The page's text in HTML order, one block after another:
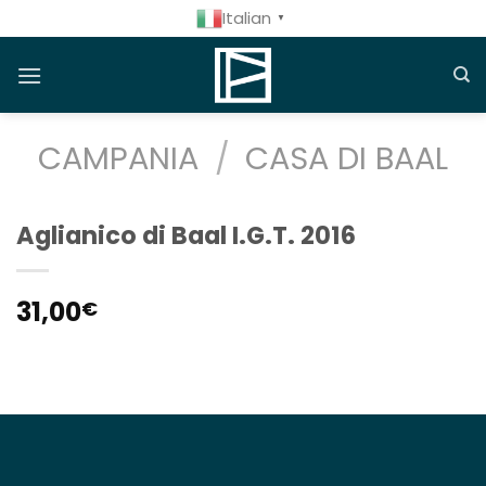
ai
contenuti
Italian ▼
CAMPANIA / CASA DI BAAL
Aglianico di Baal I.G.T. 2016
31,00€